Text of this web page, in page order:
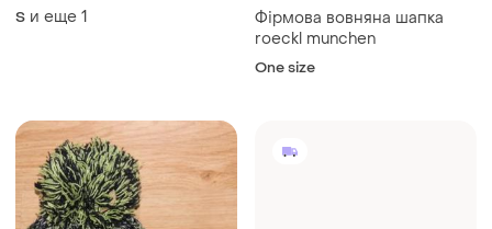
S и еще 1
Фірмова вовняна шапка
roeckl munchen
One size